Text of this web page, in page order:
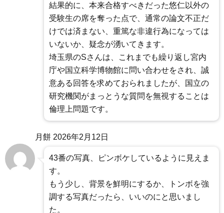
結果的に、本来合格すべきだった悠仁以外の
受験生の席を奪った点で、通常の論文不正だ
けでは済まない、重篤な非違行為になっては
いないか、疑念が湧いてきます。
埼玉県のSさんは、これまでも繰り返し宮内
庁や国立科学博物館に問い合わせをされ、誠
意ある回答を求めておられましたが、国立の
研究機関がまっとうな質問を無視することは
倫理上問題です。
月餅 2026年2月12日
43番の写真、ピンボケしているように見えま
す。
もう少し、背景を鮮明にするか、トンボを強
調する写真だったら、いいのにと思いまし
た。